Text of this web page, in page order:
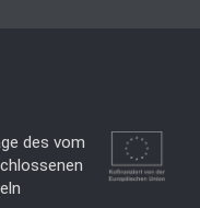
des vom